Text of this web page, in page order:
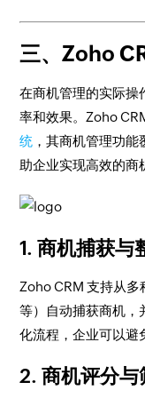
三、Zoho
在商机管理的实际操
率和效果。Zoho
统 ，其商机管理功
助企业实现高效的商
1. 商机捕获与
Zoho CRM 支持从
等）自动捕获商机，
化流程，企业可以避
2. 商机评分与